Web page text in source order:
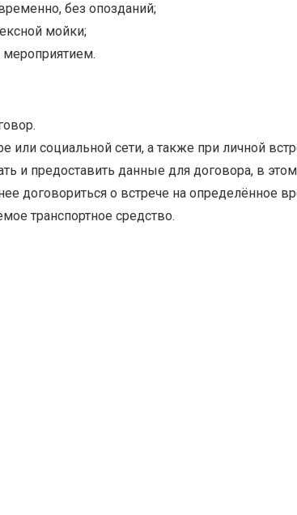
без опозданий;
мойки;
мероприятием.
социальной сети, а также при личной
и предоставить данные для договора, в
договориться о встрече на определённое
транспортное средство.